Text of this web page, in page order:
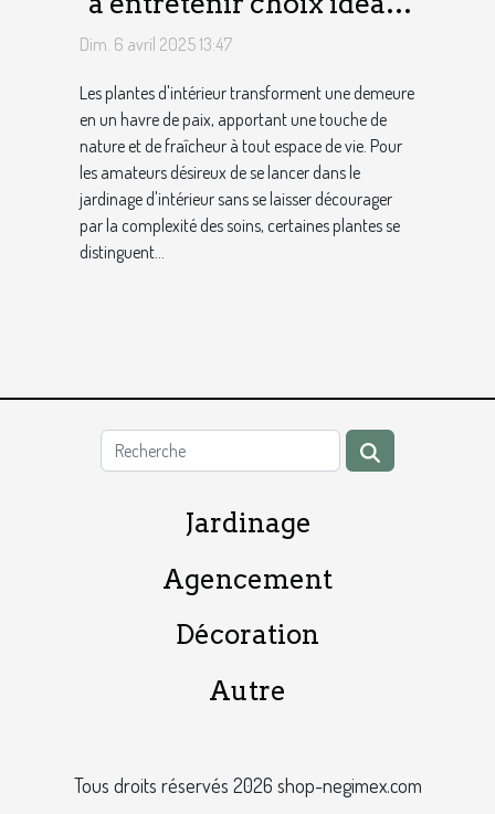
pour débutants
Dim. 6 avril 2025 13:47
Les plantes d'intérieur transforment une demeure
en un havre de paix, apportant une touche de
nature et de fraîcheur à tout espace de vie. Pour
les amateurs désireux de se lancer dans le
jardinage d'intérieur sans se laisser décourager
par la complexité des soins, certaines plantes se
distinguent...
Jardinage
Agencement
Décoration
Autre
Tous droits réservés 2026 shop-negimex.com